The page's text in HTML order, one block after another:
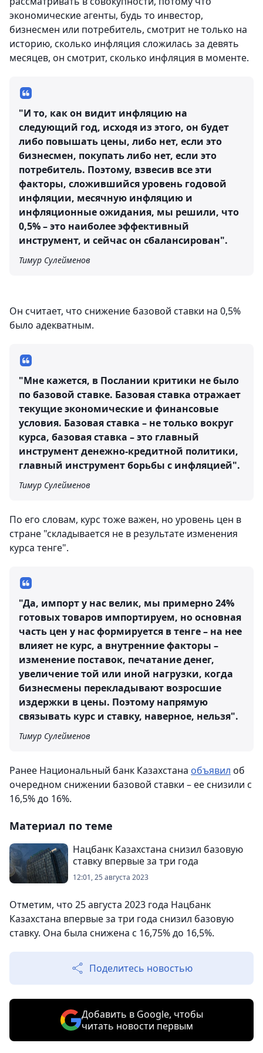
экономические агенты, будь то инвестор,
бизнесмен или потребитель, смотрит не только на
историю, сколько инфляция сложилась за девять
месяцев, он смотрит, сколько инфляция в моменте.
"И то, как он видит инфляцию на
следующий год, исходя из этого, он будет
либо повышать цены, либо нет, если это
бизнесмен, покупать либо нет, если это
потребитель. Поэтому, взвесив все эти
факторы, сложившийся уровень годовой
инфляции, месячную инфляцию и
инфляционные ожидания, мы решили, что
0,5% – это наиболее эффективный
инструмент, и сейчас он сбалансирован".
Тимур Сулейменов
Он считает, что снижение базовой ставки на 0,5%
было адекватным.
"Мне кажется, в Послании критики не было
по базовой ставке. Базовая ставка отражает
текущие экономические и финансовые
условия. Базовая ставка – не только вокруг
курса, базовая ставка – это главный
инструмент денежно-кредитной политики,
главный инструмент борьбы с инфляцией".
Тимур Сулейменов
По его словам, курс тоже важен, но уровень цен в
стране "складывается не в результате изменения
курса тенге".
"Да, импорт у нас велик, мы примерно 24%
готовых товаров импортируем, но основная
часть цен у нас формируется в тенге – на нее
влияет не курс, а внутренние факторы –
изменение поставок, печатание денег,
увеличение той или иной нагрузки, когда
бизнесмены перекладывают возросшие
издержки в цены. Поэтому напрямую
связывать курс и ставку, наверное, нельзя".
Тимур Сулейменов
Ранее Национальный банк Казахстана объявил об
очередном снижении базовой ставки – ее снизили с
16,5% до 16%.
Материал по теме
Нацбанк Казахстана снизил базовую
ставку впервые за три года
12:01, 25 августа 2023
Отметим, что 25 августа 2023 года Нацбанк
Казахстана впервые за три года снизил базовую
ставку. Она была снижена с 16,75% до 16,5%.
Поделитесь новостью
Добавить в Google, чтобы
читать новости первым